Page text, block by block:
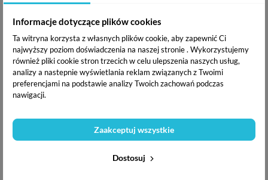
Informacje dotyczące plików cookies
Ta witryna korzysta z własnych plików cookie, aby zapewnić Ci
najwyższy poziom doświadczenia na naszej stronie . Wykorzystujemy
również pliki cookie stron trzecich w celu ulepszenia naszych usług,
analizy a nastepnie wyświetlania reklam związanych z Twoimi
preferencjami na podstawie analizy Twoich zachowań podczas
nawigacji.
Dostosuj
Zaakceptuj wszystkie